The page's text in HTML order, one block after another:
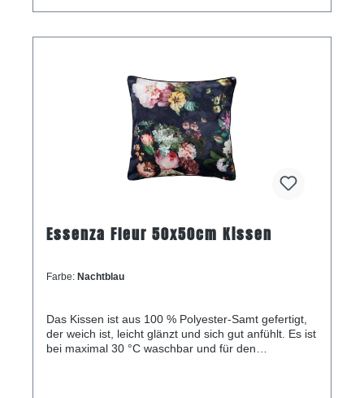
Essenza Fleur 50x50cm Kissen
Farbe: Nachtblau
Das Kissen ist aus 100 % Polyester-Samt gefertigt,
der weich ist, leicht glänzt und sich gut anfühlt. Es ist
bei maximal 30 °C waschbar und für den